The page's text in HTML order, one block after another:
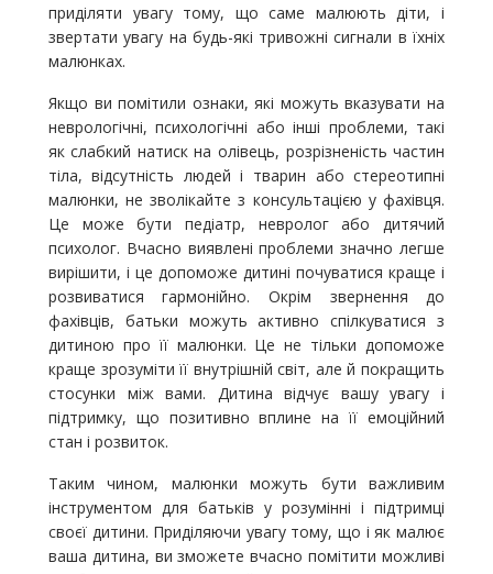
приділяти увагу тому, що саме малюють діти, і
звертати увагу на будь-які тривожні сигнали в їхніх
малюнках.
Якщо ви помітили ознаки, які можуть вказувати на
неврологічні, психологічні або інші проблеми, такі
як слабкий натиск на олівець, розрізненість частин
тіла, відсутність людей і тварин або стереотипні
малюнки, не зволікайте з консультацією у фахівця.
Це може бути педіатр, невролог або дитячий
психолог. Вчасно виявлені проблеми значно легше
вирішити, і це допоможе дитині почуватися краще і
розвиватися гармонійно. Окрім звернення до
фахівців, батьки можуть активно спілкуватися з
дитиною про її малюнки. Це не тільки допоможе
краще зрозуміти її внутрішній світ, але й покращить
стосунки між вами. Дитина відчує вашу увагу і
підтримку, що позитивно вплине на її емоційний
стан і розвиток.
Таким чином, малюнки можуть бути важливим
інструментом для батьків у розумінні і підтримці
своєї дитини. Приділяючи увагу тому, що і як малює
ваша дитина, ви зможете вчасно помітити можливі